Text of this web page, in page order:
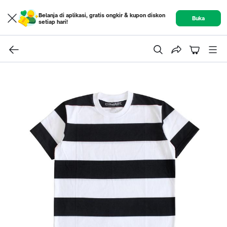
Belanja di aplikasi, gratis ongkir & kupon diskon
setiap hari!
Buka